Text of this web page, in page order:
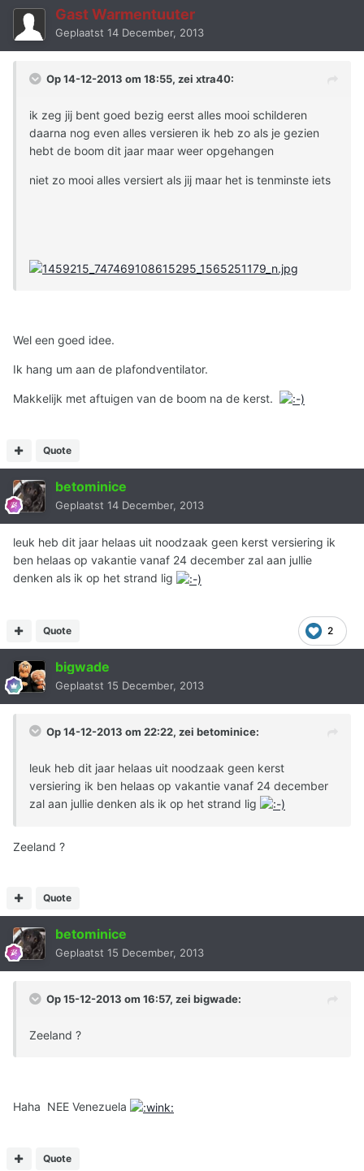
Gast Warmentuuter
Geplaatst 14 December, 2013
Op 14-12-2013 om 18:55, zei xtra40:
ik zeg jij bent goed bezig eerst alles mooi schilderen
daarna nog even alles versieren ik heb zo als je gezien
hebt de boom dit jaar maar weer opgehangen
niet zo mooi alles versiert als jij maar het is tenminste iets
Wel een goed idee.
Ik hang um aan de plafondventilator.
Makkelijk met aftuigen van de boom na de kerst.
Quote
betominice
Geplaatst 14 December, 2013
leuk heb dit jaar helaas uit noodzaak geen kerst versiering ik
ben helaas op vakantie vanaf 24 december zal aan jullie
denken als ik op het strand lig
2
Quote
bigwade
Geplaatst 15 December, 2013
Op 14-12-2013 om 22:22, zei betominice:
leuk heb dit jaar helaas uit noodzaak geen kerst
versiering ik ben helaas op vakantie vanaf 24 december
zal aan jullie denken als ik op het strand lig
Zeeland ?
Quote
betominice
Geplaatst 15 December, 2013
Op 15-12-2013 om 16:57, zei bigwade:
Zeeland ?
Haha NEE Venezuela
Quote